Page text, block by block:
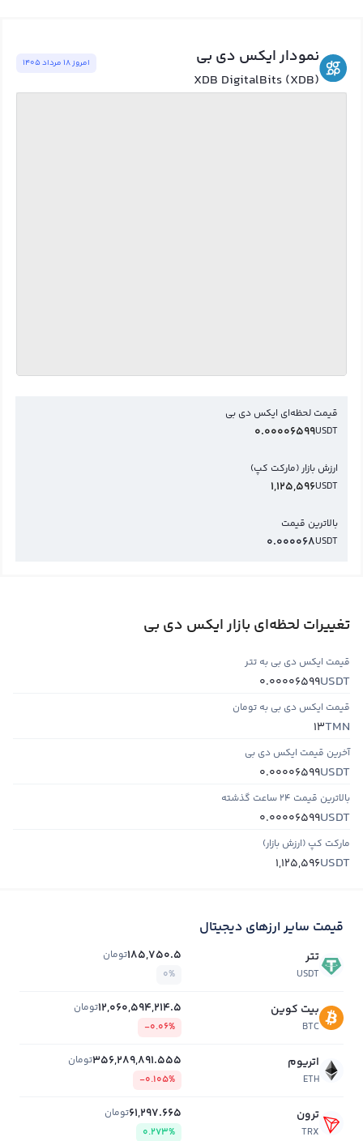
نمودار ایکس دی بی
XDB DigitalBits (XDB)
امروز ١٨ مرداد ١٤٠٥
قیمت لحظه‌ای ایکس دی بی
USDT
0.00006599
ارزش بازار (مارکت کپ)
USDT
1,125,596
بالاترین قیمت
USDT
0.000068
تغییرات لحظه‌ای بازار ایکس دی بی
قیمت ایکس دی بی به تتر
USDT
0.00006599
قیمت ایکس دی بی به تومان
TMN
13
آخرین قیمت ایکس دی بی
USDT
0.00006599
بالاترین قیمت ۲۴ ساعت گذشته
USDT
0.00006599
مارکت کپ (ارزش بازار)
USDT
1,125,596
قیمت سایر ارزهای دیجیتال
تتر
USDT
185,750.5تومان
0%
بیت کوین
BTC
12,060,594,214.5تومان
-0.06%
اتریوم
ETH
356,289,891.555تومان
-0.105%
ترون
TRX
61,297.665تومان
0.273%